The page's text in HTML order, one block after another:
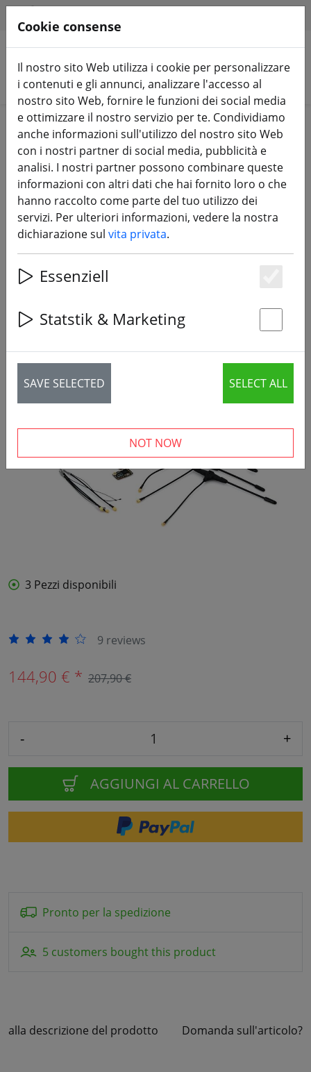
Cerca prodotti
Home Attrezzatura TBS Crossfire & TBS Tango
TBS Crossfire Micro TX V2 Starter
Set TBS Crossfire
3 Pezzi disponibili
9 reviews
144,90 € * 207,90 €
- +
AGGIUNGI AL CARRELLO
Pronto per la spedizione
5 customers bought this product
alla descrizione del prodotto Domanda sull'articolo?
Cookie consense
Il nostro sito Web utilizza i cookie per personalizzare
i contenuti e gli annunci, analizzare l'accesso al
nostro sito Web, fornire le funzioni dei social media
e ottimizzare il nostro servizio per te. Condividiamo
anche informazioni sull'utilizzo del nostro sito Web
con i nostri partner di social media, pubblicità e
analisi. I nostri partner possono combinare queste
informazioni con altri dati che hai fornito loro o che
hanno raccolto come parte del tuo utilizzo dei
servizi. Per ulteriori informazioni, vedere la nostra
dichiarazione sul vita privata.
Essenziell
Statstik & Marketing
SAVE SELECTED SELECT ALL
NOT NOW